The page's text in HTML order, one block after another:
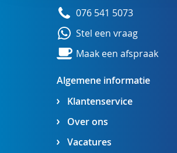
Algemene informatie
Klantenservice
Over ons
Vacatures
076 541 5073
Stel een vraag
Maak een afspraak